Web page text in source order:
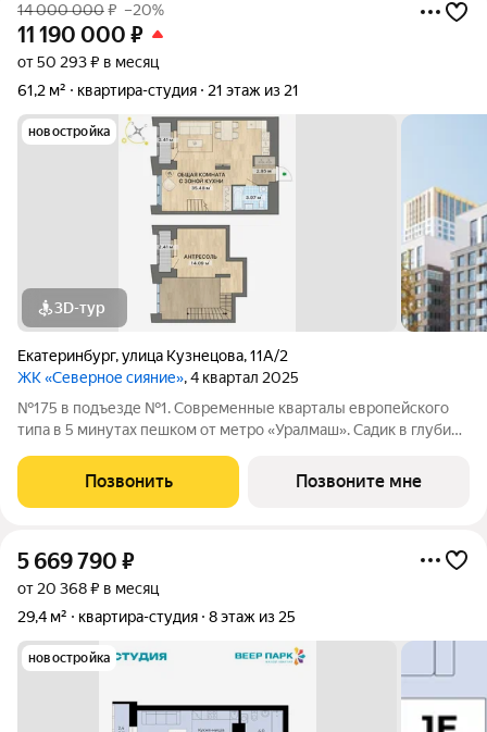
14 000 000₽ –20%
11 190 000 ₽
от 50 293 ₽ в месяц
61,2 м²
квартира-студия 21 этаж из 21
новостройка
3D-тур
Екатеринбург,улица Кузнецова,11А/2
ЖК «Северное сияние», 4 квартал 2025
№175 в подъезде №1. Современные кварталы европейского
типа в 5 минутах пешком от метро «Уралмаш». Садик в глубине
благоустроенная площадь рядом с ним. Паркинг и уютный
закрытый двор. Келлеры для
Позвонить Позвоните мне
5 669 790 ₽
от 20 368 ₽ в месяц
29,4 м²
квартира-студия 8 этаж из 25
новостройка